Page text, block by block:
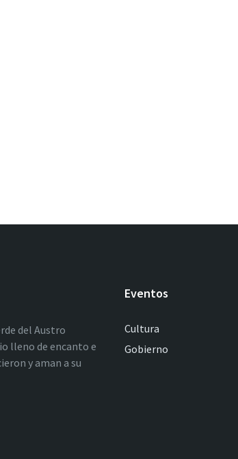
del Austro
lleno de encanto e
y aman a su
Eventos
Cultura
Gobierno